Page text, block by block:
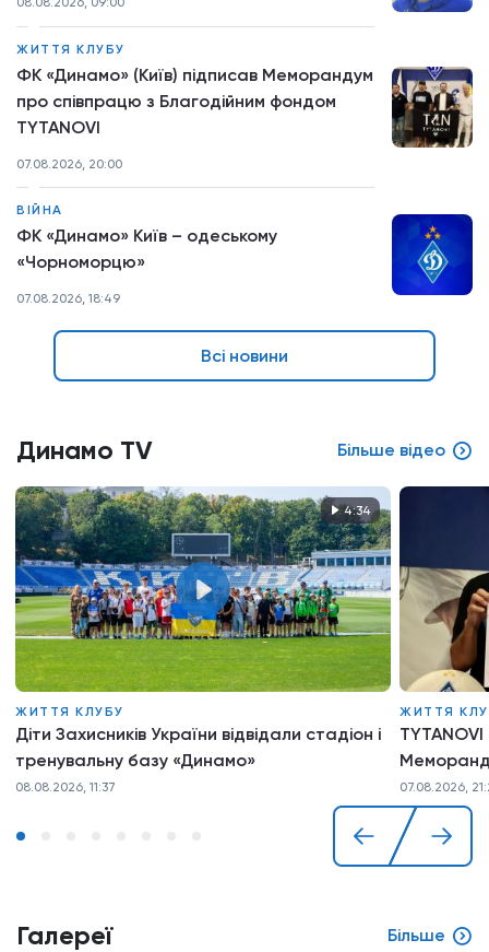
ЖИТТЯ КЛУБУ
ФК «Динамо» (Київ) підписав Меморандум
про співпрацю з Благодійним фондом
TYTANOVI
07.08.2026, 20:00
ВІЙНА
ФК «Динамо» Київ – одеському
«Чорноморцю»
07.08.2026, 18:49
Всі новини
Динамо TV Більше відео
4:34
ЖИТТЯ КЛУБУ
Діти Захисників України відвідали стадіон і
тренувальну базу «Динамо»
08.08.2026, 11:37
ЖИТТЯ
07.08.2026,
Галереї Більше